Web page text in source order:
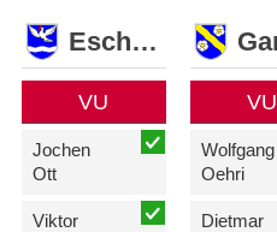
Eschen
VU
Jochen
Ott
Viktor
VU
Wolfgang
Oehri
Dietmar